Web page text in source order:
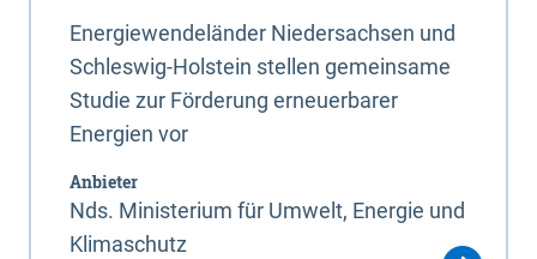
Energiewendeländer Niedersachsen und
Schleswig-Holstein stellen gemeinsame
Studie zur Förderung erneuerbarer
Energien vor
Anbieter
Nds. Ministerium für Umwelt, Energie und
Klimaschutz